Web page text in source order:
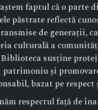
faptul că o parte
păstrate reflectă
de generații,
culturală a
susține
patrimoniu și
bazat pe respect
respectul față de